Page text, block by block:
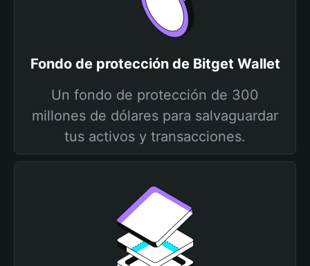
Fondo de protección de Bitget Wallet
Un fondo de protección de 300
millones de dólares para salvaguardar
tus activos y transacciones.